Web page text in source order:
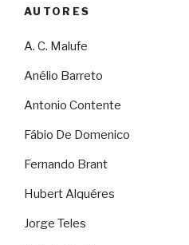
AUTORES
A. C. Malufe
Anélio Barreto
Antonio Contente
Fábio De Domenico
Fernando Brant
Hubert Alquéres
Jorge Teles